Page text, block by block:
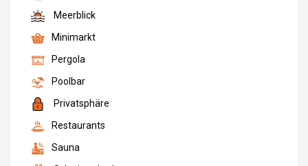
Meerblick
Minimarkt
Pergola
Poolbar
Privatsphäre
Restaurants
Sauna